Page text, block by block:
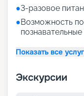
●3-разовое
●Возможность
Показать все
Экскурсии